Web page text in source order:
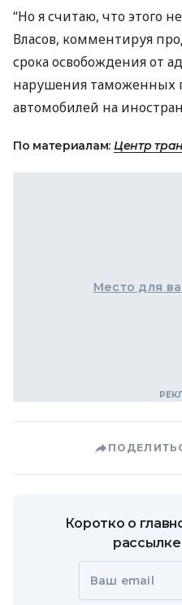
“Но я считаю, что этого
Власов, комментируя
срока освобождения от
нарушения таможенных
автомобилей на
По материалам: Центр
Место для
Коротко о
Ваш email